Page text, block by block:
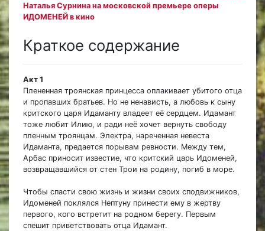
Наталья Сурнина на московской премьере оперы
ИДОМЕНЕЙ в кино
Краткое содержание
Акт 1
Плененная троянская принцесса оплакивает убитого отца
и пропавших братьев. Но не ненависть, а любовь к сыну
критского царя Идаманту владеет её сердцем. Идамант
тоже любит Илию, и ради неё хочет вернуть свободу
пленным троянцам. Электра, нареченная невеста
Идаманта, предается порывам ревности. Между тем,
Арбас приносит известие, что критский царь Идоменей,
возвращавшийся от стен Трои на родину, погиб в море.
Чтобы спасти свою жизнь и жизни своих сподвижников,
Идоменей поклялся Нептуну принести ему в жертву
первого, кого встретит на родном берегу. Первым
спешит приветствовать отца Идамант.